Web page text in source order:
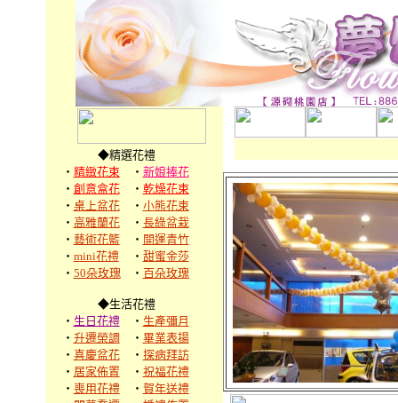
◆精選花禮
‧ 精緻花束 ‧ 新娘捧花
‧ 創意盒花 ‧ 乾燥花束
‧ 桌上盆花 ‧ 小熊花束
‧ 高雅蘭花 ‧ 長綠盆栽
‧ 藝術花籃 ‧ 開運青竹
‧ mini花禮 ‧ 甜蜜金莎
‧ 50朵玫瑰 ‧ 百朵玫瑰
◆生活花禮
‧ 生日花禮 ‧ 生產彌月
‧ 升遷榮調 ‧ 畢業表揚
‧ 喜慶盆花 ‧ 探病拜訪
‧ 居家佈置 ‧ 祝福花禮
‧ 喪用花禮 ‧ 賀年送禮